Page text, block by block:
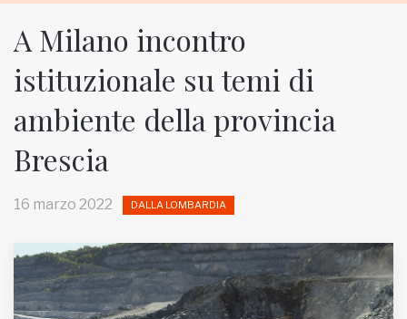
HOME
RUBRICHE
Inviateci le vostre segnalazioni
Iscriviti alla newsletter
A Milano incontro
istituzionale su temi di
ambiente della provincia
Brescia
16 marzo 2022 DALLA LOMBARDIA